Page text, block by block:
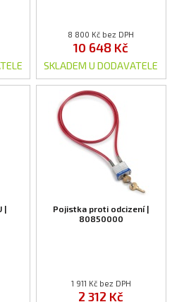
8 800 Kč bez DPH
10 648 Kč
SKLADEM U DODAVATELE
|
Pojistka proti odcizení |
80850000
1 911 Kč bez DPH
2 312 Kč